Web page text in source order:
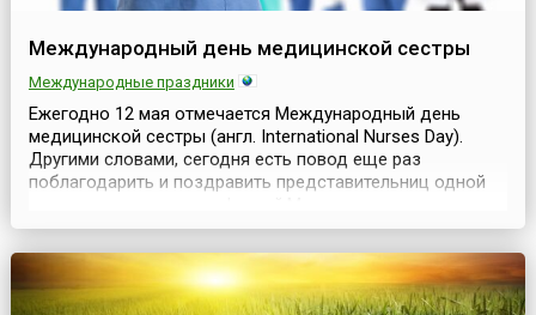
Международный день медицинской сестры
Международные праздники
Ежегодно 12 мая отмечается Международный день
медицинской сестры (англ. International Nurses Day).
Другими словами, сегодня есть повод еще раз
поблагодарить и поздравить представительниц одной
это специалисты, получившие начальное медицинское
образование и выполняющие предписания врача или
фельдшера по уходу за больными, это обязательные
помощни...